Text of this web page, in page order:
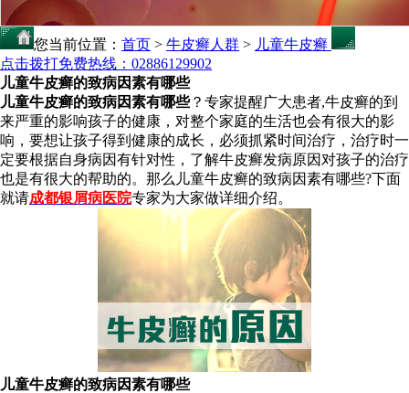
您当前位置： 首页 > 牛皮癣人群 > 儿童牛皮癣
点击拨打免费热线：02886129902
儿童牛皮癣的致病因素有哪些
儿童牛皮癣的致病因素有哪些？专家提醒广大患者,牛皮癣的到
来严重的影响孩子的健康，对整个家庭的生活也会有很大的影
响，要想让孩子得到健康的成长，必须抓紧时间治疗，治疗时一
定要根据自身病因有针对性，了解牛皮癣发病原因对孩子的治疗
也是有很大的帮助的。那么儿童牛皮癣的致病因素有哪些?下面
就请成都银屑病医院专家为大家做详细介绍。
儿童牛皮癣的致病因素有哪些